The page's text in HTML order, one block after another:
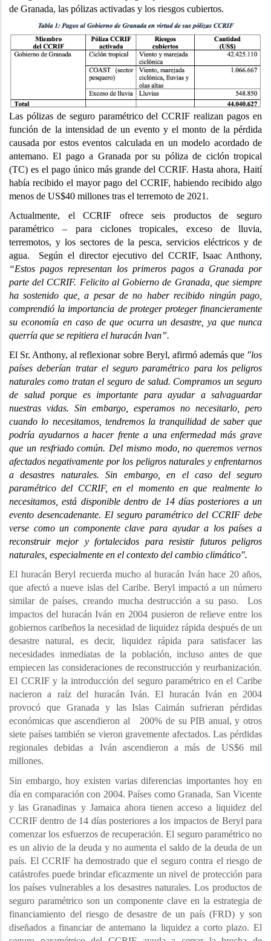
de Granada, las pólizas activadas y los riesgos cubiertos.
Las pólizas de seguro paramétrico del CCRIF realizan pagos en
función de la intensidad de un evento y el monto de la pérdida
causada por estos eventos calculada en un modelo acordado de
antemano. El pago a Granada por su póliza de ciclón tropical
(TC) es el pago único más grande del CCRIF. Hasta ahora, Haití
había recibido el mayor pago del CCRIF, habiendo recibido algo
menos de US$40 millones tras el terremoto de 2021.
Actualmente, el CCRIF ofrece seis productos de seguro
paramétrico – para ciclones tropicales, exceso de lluvia,
terremotos, y los sectores de la pesca, servicios eléctricos y de
agua. Según el director ejecutivo del CCRIF, Isaac Anthony,
“Estos pagos representan los primeros pagos a Granada por
parte del CCRIF. Felicito al Gobierno de Granada, que siempre
ha sostenido que, a pesar de no haber recibido ningún pago,
comprendió la importancia de proteger proteger financieramente
su economía en caso de que ocurra un desastre, ya que nunca
querría que se repitiera el huracán Ivan”.
El Sr. Anthony, al reflexionar sobre Beryl, afirmó además que "los
países deberían tratar el seguro paramétrico para los peligros
naturales como tratan el seguro de salud. Compramos un seguro
de salud porque es importante para ayudar a salvaguardar
nuestras vidas. Sin embargo, esperamos no necesitarlo, pero
cuando lo necesitamos, tendremos la tranquilidad de saber que
podría ayudarnos a hacer frente a una enfermedad más grave
que un resfriado común. Del mismo modo, no queremos vernos
afectados negativamente por los peligros naturales y enfrentarnos
a desastres naturales. Sin embargo, en el caso del seguro
paramétrico del CCRIF, en el momento en que realmente lo
necesitamos, está disponible dentro de 14 días posteriores a un
evento desencadenante. El seguro paramétrico del CCRIF debe
verse como un componente clave para ayudar a los países a
reconstruir mejor y fortalecidos para resistir futuros peligros
naturales, especialmente en el contexto del cambio climático".
El huracán Beryl recuerda mucho al huracán Iván hace 20 años,
que afectó a nueve islas del Caribe. Beryl impactó a un número
similar de países, creando mucha destrucción a su paso. Los
impactos del huracán Iván en 2004 pusieron de relieve entre los
gobiernos caribeños la necesidad de liquidez rápida después de un
desastre natural, es decir, liquidez rápida para satisfacer las
necesidades inmediatas de la población, incluso antes de que
empiecen las consideraciones de reconstrucción y reurbanización.
El CCRIF y la introducción del seguro paramétrico en el Caribe
nacieron a raíz del huracán Iván. El huracán Iván en 2004
provocó que Granada y las Islas Caimán sufrieran pérdidas
económicas que ascendieron al 200% de su PIB anual, y otros
siete países también se vieron gravemente afectados. Las pérdidas
regionales debidas a Iván ascendieron a más de US$6 mil
millones.
Sin embargo, hoy existen varias diferencias importantes hoy en
día en comparación con 2004. Países como Granada, San Vicente
y las Granadinas y Jamaica ahora tienen acceso a liquidez del
CCRIF dentro de 14 días posteriores a los impactos de Beryl para
comenzar los esfuerzos de recuperación. El seguro paramétrico no
es un alivio de la deuda y no aumenta el saldo de la deuda de un
país. El CCRIF ha demostrado que el seguro contra el riesgo de
catástrofes puede brindar eficazmente un nivel de protección para
los países vulnerables a los desastres naturales. Los productos de
seguro paramétrico son un componente clave en la estrategia de
financiamiento del riesgo de desastre de un país (FRD) y son
diseñados a financiar de antemano la liquidez a corto plazo. El